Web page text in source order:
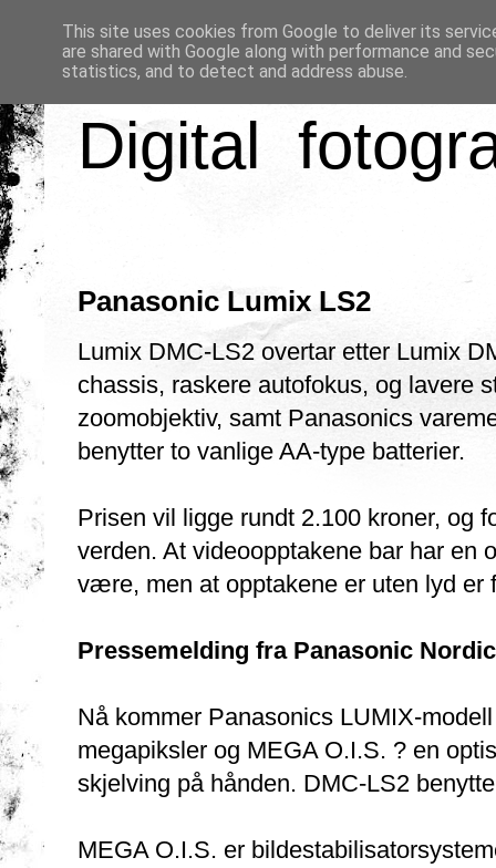
Digital
Panasonic Lumix LS2
Lumix DMC-LS2 overtar etter Lumix
chassis, raskere autofokus, og lavere
zoomobjektiv, samt Panasonics
benytter to vanlige AA-type batterier.
Prisen vil ligge rundt 2.100 kroner, og
verden. At videoopptakene bar har en
være, men at opptakene er uten lyd er
Pressemelding fra Panasonic
Nå kommer Panasonics LUMIX-
megapiksler og MEGA O.I.S. ? en
skjelving på hånden. DMC-LS2
MEGA O.I.S. er
This site uses cookies from Google to deliver its
are shared with Google along with performance and
statistics, and to detect and address abuse.